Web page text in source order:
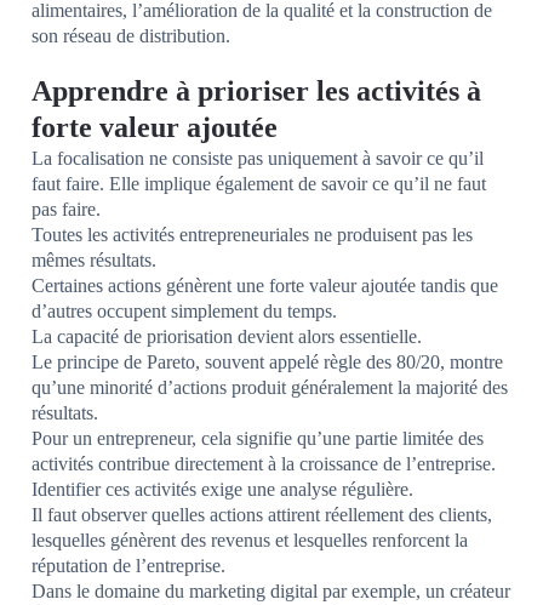
alimentaires, l’amélioration de la qualité et la construction de
son réseau de distribution.
Apprendre à prioriser les activités à
forte valeur ajoutée
La focalisation ne consiste pas uniquement à savoir ce qu’il
faut faire. Elle implique également de savoir ce qu’il ne faut
pas faire.
Toutes les activités entrepreneuriales ne produisent pas les
mêmes résultats.
Certaines actions génèrent une forte valeur ajoutée tandis que
d’autres occupent simplement du temps.
La capacité de priorisation devient alors essentielle.
Le principe de Pareto, souvent appelé règle des 80/20, montre
qu’une minorité d’actions produit généralement la majorité des
résultats.
Pour un entrepreneur, cela signifie qu’une partie limitée des
activités contribue directement à la croissance de l’entreprise.
Identifier ces activités exige une analyse régulière.
Il faut observer quelles actions attirent réellement des clients,
lesquelles génèrent des revenus et lesquelles renforcent la
réputation de l’entreprise.
Dans le domaine du marketing digital par exemple, un créateur